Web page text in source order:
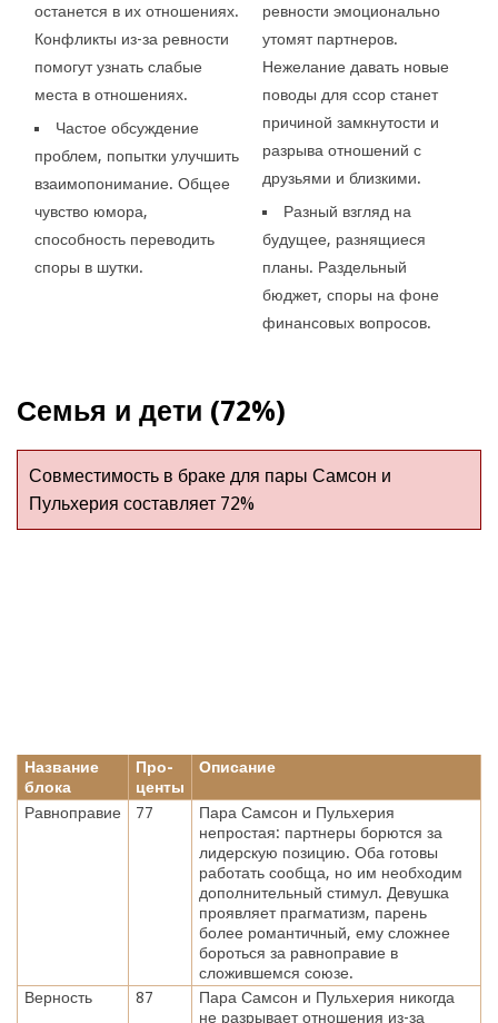
останется в их отношениях.
Конфликты из-за ревности
помогут узнать слабые
места в отношениях.
Частое обсуждение
проблем, попытки улучшить
взаимопонимание. Общее
чувство юмора,
способность переводить
споры в шутки.
ревности эмоционально
утомят партнеров.
Нежелание давать новые
поводы для ссор станет
причиной замкнутости и
разрыва отношений с
друзьями и близкими.
Разный взгляд на
будущее, разнящиеся
планы. Раздельный
бюджет, споры на фоне
финансовых вопросов.
Семья и дети (72%)
Совместимость в браке для пары Самсон и
Пульхерия составляет 72%
Название
блока
Про-
центы
Описание
Равноправие 77
Пара Самсон и Пульхерия
непростая: партнеры борются за
лидерскую позицию. Оба готовы
работать сообща, но им необходим
дополнительный стимул. Девушка
проявляет прагматизм, парень
более романтичный, ему сложнее
бороться за равноправие в
сложившемся союзе.
Верность
87
Пара Самсон и Пульхерия никогда
не разрывает отношения из-за